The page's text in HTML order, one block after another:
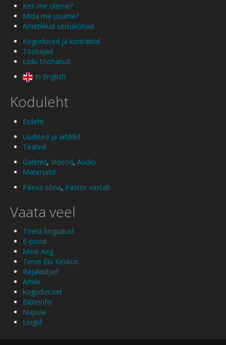
Kes me oleme?
Mida me usume?
Ametlikud seisukohad
Kogudused ja kontaktid
Töötajad
Liidu tööharud
In English
Koduleht
Esileht
Uudised ja artiklid
Teated
Galeriid, Videod, Audio
Materjalid
Päeva sõna, Pastor vastab
Vaata veel
Toeta kogudust
E-pood
Meie Aeg
Terve Elu Keskus
Rajaleidjad
Arhiiv
kogudus.net
Bibleinfo
Nupula
Lingid